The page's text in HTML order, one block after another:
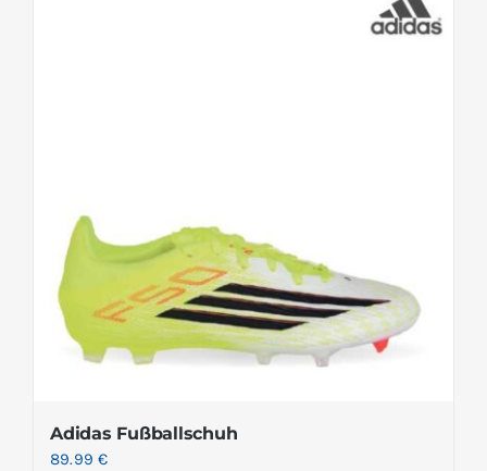
Adidas Fußballschuh
89.99€